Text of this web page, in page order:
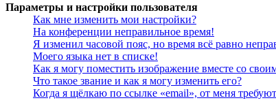
Параметры и настройки пользователя
Как мне изменить мои настройки?
На конференции неправильное время!
Я изменил часовой пояс, но время всё равно
Моего языка нет в списке!
Как я могу поместить изображение вместе со
Что такое звание и как я могу изменить его?
Когда я щёлкаю по ссылке «email», от меня